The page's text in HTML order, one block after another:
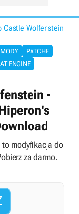
Castle Wolfenstein
MODY
PATCHE
ENGINE
-
to modyfikacja do
za darmo.